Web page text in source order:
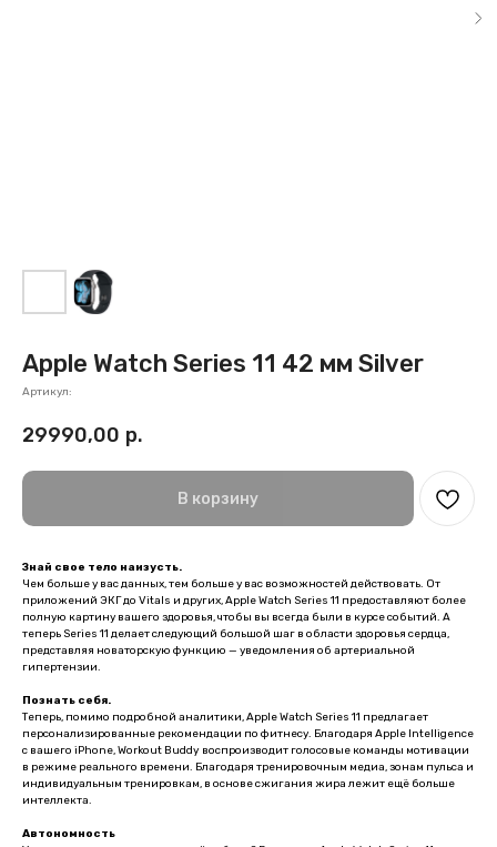
Apple Watch Series 11 42 мм Silver
Артикул:
29990,00 р.
В корзину
Знай свое тело наизусть.
Чем больше у вас данных, тем больше у вас возможностей действовать. От
приложений ЭКГ до Vitals и других, Apple Watch Series 11 предоставляют более
полную картину вашего здоровья, чтобы вы всегда были в курсе событий. А
теперь Series 11 делает следующий большой шаг в области здоровья сердца,
представляя новаторскую функцию — уведомления об артериальной
гипертензии.
Познать себя.
Теперь, помимо подробной аналитики, Apple Watch Series 11 предлагает
персонализированные рекомендации по фитнесу. Благодаря Apple Intelligence
с вашего iPhone, Workout Buddy воспроизводит голосовые команды мотивации
в режиме реального времени. Благодаря тренировочным медиа, зонам пульса и
индивидуальным тренировкам, в основе сжигания жира лежит ещё больше
интеллекта.
Автономность